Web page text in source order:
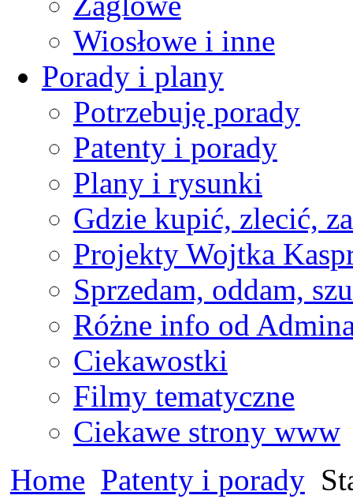
Wiosłowe i inne
Porady i plany
Potrzebuję porady
Patenty i porady
Plany i rysunki
Gdzie kupić, zlecić,
Projekty Wojtka
Sprzedam, oddam,
Różne info od
Ciekawostki
Filmy tematyczne
Ciekawe strony www
Home Patenty i porady